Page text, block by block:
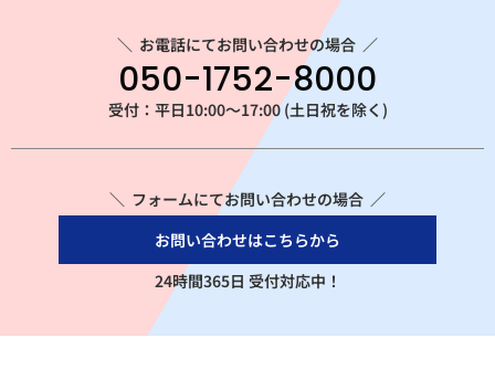
＼ お電話にてお問い合わせの場合 ／
050-1752-8000
受付：平日10:00～17:00 (土日祝を除く)
＼ フォームにてお問い合わせの場合 ／
お問い合わせはこちらから
24時間365日 受付対応中！